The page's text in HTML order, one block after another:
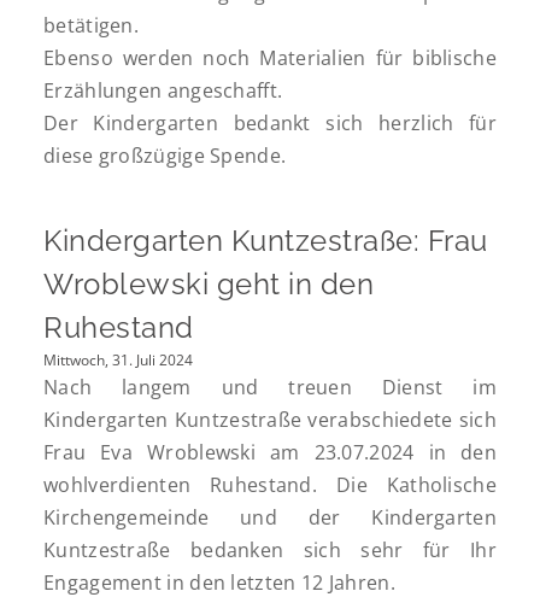
betätigen.
Ebenso werden noch Materialien für biblische
Erzählungen angeschafft.
Der Kindergarten bedankt sich herzlich für
diese großzügige Spende.
Kindergarten Kuntzestraße: Frau
Wroblewski geht in den
Ruhestand
Mittwoch, 31. Juli 2024
Nach langem und treuen Dienst im
Kindergarten Kuntzestraße verabschiedete sich
Frau Eva Wroblewski am 23.07.2024 in den
wohlverdienten Ruhestand. Die Katholische
Kirchengemeinde und der Kindergarten
Kuntzestraße bedanken sich sehr für Ihr
Engagement in den letzten 12 Jahren.